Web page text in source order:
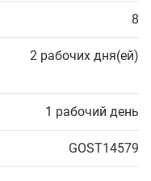
8
2 рабочих дня(ей)
1 рабочий день
GOST14579